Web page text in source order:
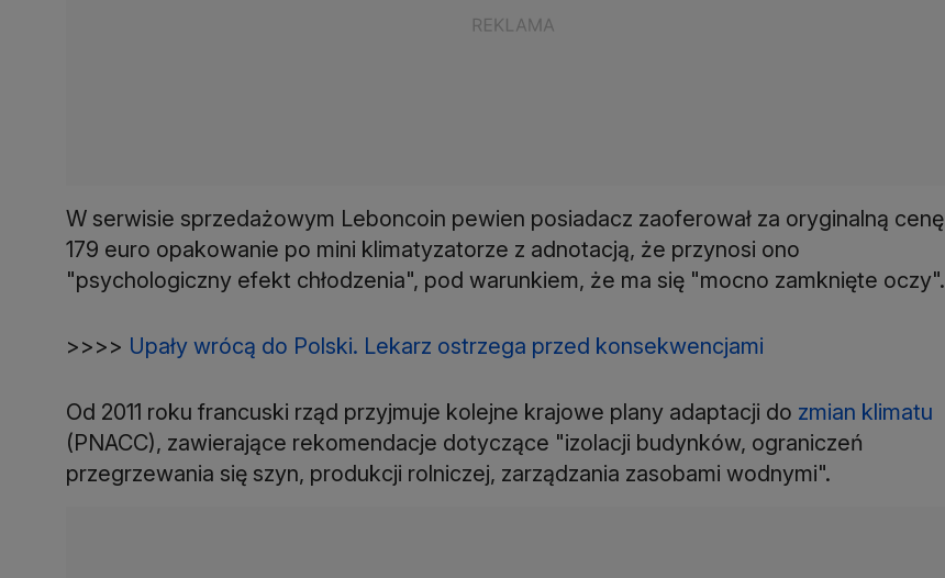
W serwisie sprzedażowym Leboncoin pewien posiadacz zaoferował za oryginalną cenę
179 euro opakowanie po mini klimatyzatorze z adnotacją, że przynosi ono
"psychologiczny efekt chłodzenia", pod warunkiem, że ma się "mocno zamknięte oczy".
>>>> Upały wrócą do Polski. Lekarz ostrzega przed konsekwencjami
Od 2011 roku francuski rząd przyjmuje kolejne krajowe plany adaptacji do zmian klimatu
(PNACC), zawierające rekomendacje dotyczące "izolacji budynków, ograniczeń
przegrzewania się szyn, produkcji rolniczej, zarządzania zasobami wodnymi".